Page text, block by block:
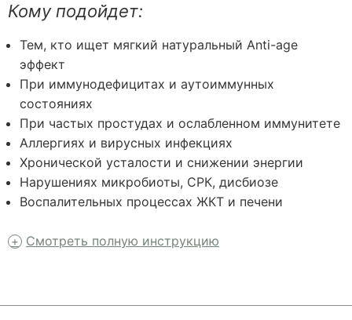
Кому подойдет:
Тем, кто ищет мягкий натуральный Anti-age
эффект
При иммунодефицитах и аутоиммунных
состояниях
При частых простудах и ослабленном иммунитете
Аллергиях и вирусных инфекциях
Хронической усталости и снижении энергии
Нарушениях микробиоты, СРК, дисбиозе
Воспалительных процессах ЖКТ и печени
Смотреть полную инструкцию